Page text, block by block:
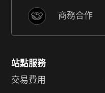
商務合作
站點服務
交易費用